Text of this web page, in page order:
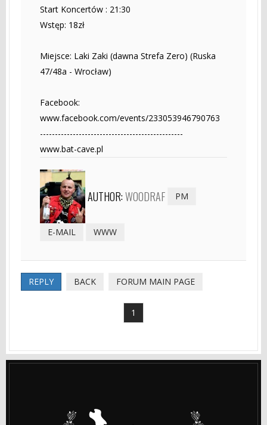
Start Koncertów : 21:30
Wstęp: 18zł
Miejsce: Laki Zaki (dawna Strefa Zero) (Ruska
47/48a - Wrocław)
Facebook:
www.facebook.com/events/233053946790763
------------------------------------------------
www.bat-cave.pl
AUTHOR:WOODRAF PM
E-MAIL WWW
REPLY BACK FORUM MAIN PAGE
1